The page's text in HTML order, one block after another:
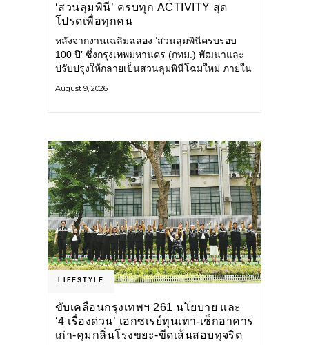
‘สวนลุมพินี’ ครบทุก ACTIVITY สุด
โปรดเพื่อทุกคน
หลังจากงานเฉลิมฉลอง ‘สวนลุมพินีครบรอบ
100 ปี’ ซึ่งกรุงเทพมหานคร (กทม.) พัฒนาและ
ปรับปรุงให้กลายเป็นสวนลุมพินีโฉมใหม่ ภายใน
การให้บริการ รวมถึงกิจกรรมต่าง ๆ
August 9, 2026
LIFESTYLE
ขับเคลื่อนกรุงเทพฯ 261 นโยบาย และ
‘4 เรื่องด่วน’ เอกซเรย์ทุนเทา-เช็กอาคาร
เก่า-คุมกลิ่นโรงขยะ-ขีดเส้นสอบทุจริต